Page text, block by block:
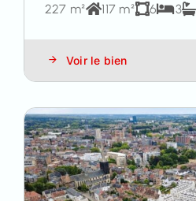
227 m² 117 m² 6 3
Voir le bien